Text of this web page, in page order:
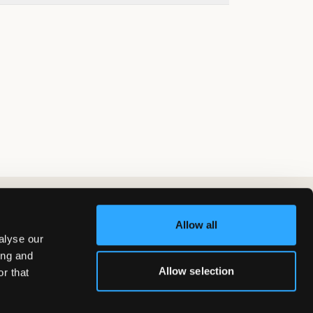
our
and
that
Allow all
Allow selection